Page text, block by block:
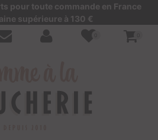
pour toute commande en France
supérieure à 130 €